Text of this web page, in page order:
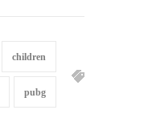
children
pubg